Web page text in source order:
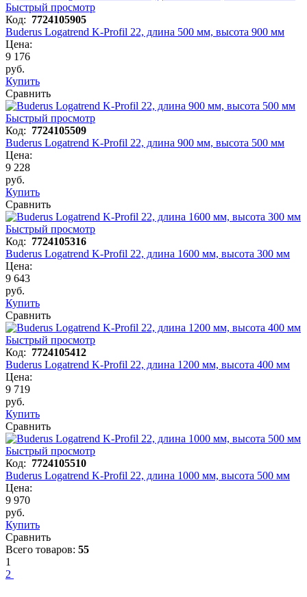
Быстрый просмотр
Код: 7724105905
Buderus Logatrend K-Profil 22, длина 500 мм, высота 900 мм
Цена:
9 176
руб.
Купить
Сравнить
Быстрый просмотр
Код: 7724105509
Buderus Logatrend K-Profil 22, длина 900 мм, высота 500 мм
Цена:
9 228
руб.
Купить
Сравнить
Быстрый просмотр
Код: 7724105316
Buderus Logatrend K-Profil 22, длина 1600 мм, высота 300 мм
Цена:
9 643
руб.
Купить
Сравнить
Быстрый просмотр
Код: 7724105412
Buderus Logatrend K-Profil 22, длина 1200 мм, высота 400 мм
Цена:
9 719
руб.
Купить
Сравнить
Быстрый просмотр
Код: 7724105510
Buderus Logatrend K-Profil 22, длина 1000 мм, высота 500 мм
Цена:
9 970
руб.
Купить
Сравнить
Всего товаров: 55
1
2